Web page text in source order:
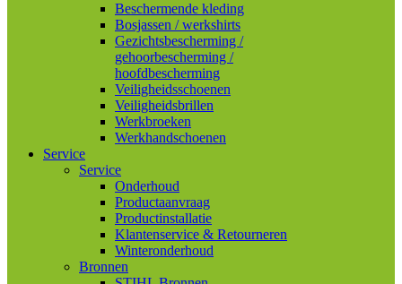
Beschermende kleding
Bosjassen / werkshirts
Gezichtsbescherming /
gehoorbescherming /
hoofdbescherming
Veiligheidsschoenen
Veiligheidsbrillen
Werkbroeken
Werkhandschoenen
Service
Service
Onderhoud
Productaanvraag
Productinstallatie
Klantenservice & Retourneren
Winteronderhoud
Bronnen